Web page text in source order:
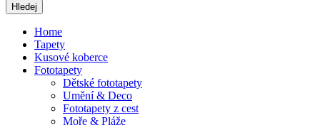
Hledej
Home
Tapety
Kusové koberce
Fototapety
Dětské fototapety
Umění & Deco
Fototapety z cest
Moře & Pláže